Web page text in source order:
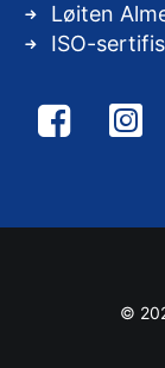
Løiten
ISO-
©